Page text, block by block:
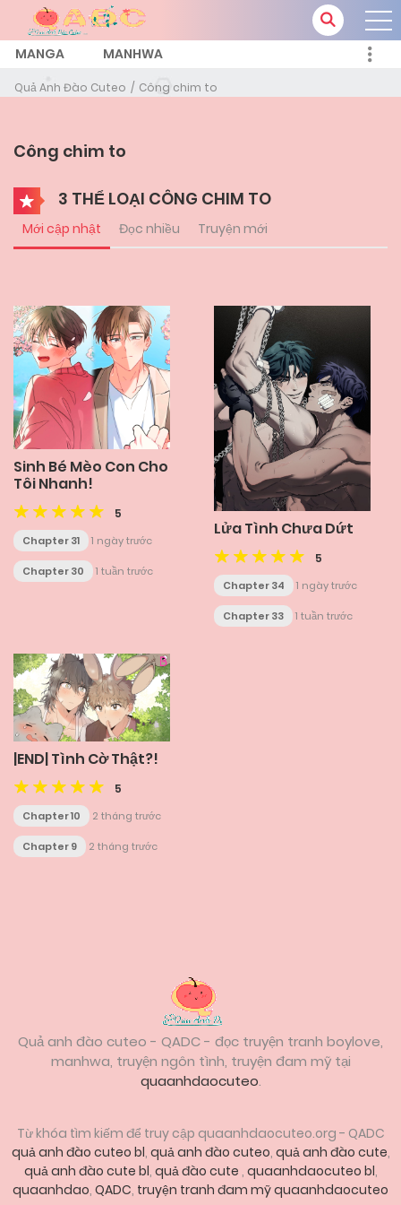
MANGA MANHWA
Quả Anh Đào Cuteo Công chim to
Công chim to
3 THỂ LOẠI CÔNG CHIM TO
Mới cập nhật Đọc nhiều Truyện mới
Sinh Bé Mèo Con Cho
Tôi Nhanh!
5
Chapter 31 1 ngày trước
Chapter 30 1 tuần trước
Lửa Tình Chưa Dứt
5
Chapter 34 1 ngày trước
Chapter 33 1 tuần trước
|END| Tình Cờ Thật?!
5
Chapter 10 2 tháng trước
Chapter 9 2 tháng trước
Quả anh đào cuteo - QADC - đọc truyện tranh boylove,
manhwa, truyện ngôn tình, truyện đam mỹ tại
quaanhdaocuteo.
Từ khóa tìm kiếm để truy cập quaanhdaocuteo.org - QADC
quả anh đào cuteo bl, quả anh đào cuteo, quả anh đào cute,
quả anh đào cute bl, quả đào cute , quaanhdaocuteo bl,
quaanhdao, QADC, truyện tranh đam mỹ quaanhdaocuteo